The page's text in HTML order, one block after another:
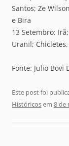
Santos; Ze
e Bira
13 Setembro:
Uranil;
Fonte: Julio Bovi
Este post foi
Históricosem 8 de